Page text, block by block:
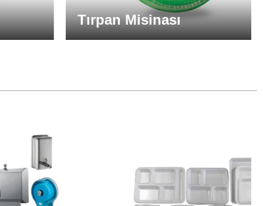
Tırpan Misinası